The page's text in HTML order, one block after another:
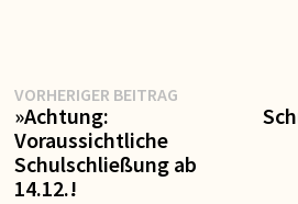
Beitragsnavigation
VORHERIGER BEITRAG
»Achtung:
Voraussichtliche
Schulschließung ab
14.12.!